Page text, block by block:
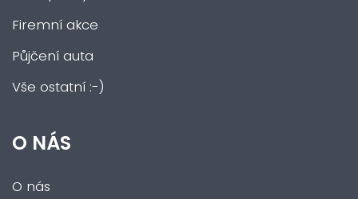
Firemní akce
Půjčení auta
Vše ostatní :-)
O NÁS
O nás